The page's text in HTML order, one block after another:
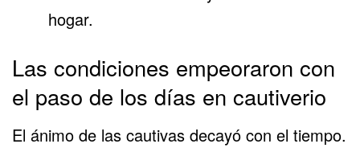
hogar.
Las condiciones empeoraron con
el paso de los días en cautiverio
El ánimo de las cautivas decayó con el tiempo.